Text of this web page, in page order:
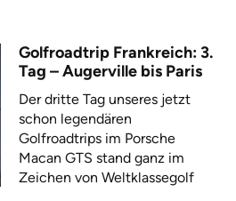
Golfroadtrip Frankreich: 3.
Tag – Augerville bis Paris
Der dritte Tag unseres jetzt
schon legendären
Golfroadtrips im Porsche
Macan GTS stand ganz im
Zeichen von Weltklassegolf